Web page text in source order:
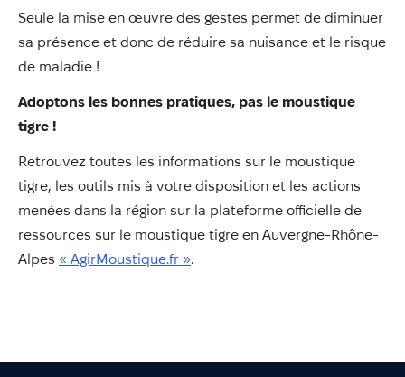
Seule la mise en œuvre des gestes permet de diminuer
sa présence et donc de réduire sa nuisance et le risque
de maladie !
Adoptons les bonnes pratiques, pas le moustique
tigre !
Retrouvez toutes les informations sur le moustique
tigre, les outils mis à votre disposition et les actions
menées dans la région sur la plateforme officielle de
ressources sur le moustique tigre en Auvergne-Rhône-
Alpes « AgirMoustique.fr ».